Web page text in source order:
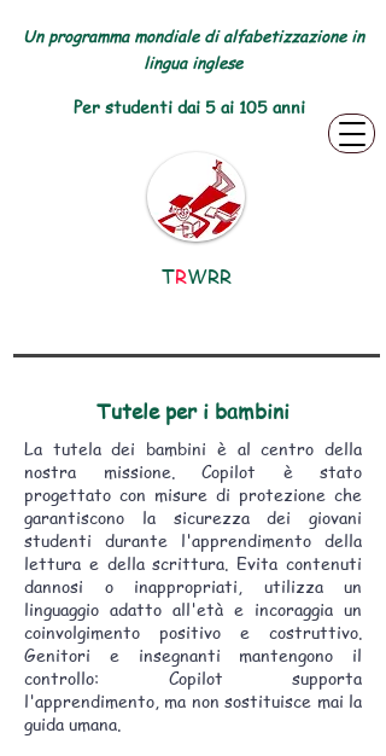
Un programma mondiale di alfabetizzazione in
lingua inglese
Per studenti dai 5 ai 105 anni
TRWRR
Tutele per i bambini
La tutela dei bambini è al centro della
nostra missione. Copilot è stato
progettato con misure di protezione che
garantiscono la sicurezza dei giovani
studenti durante l'apprendimento della
lettura e della scrittura. Evita contenuti
dannosi o inappropriati, utilizza un
linguaggio adatto all'età e incoraggia un
coinvolgimento positivo e costruttivo.
Genitori e insegnanti mantengono il
controllo: Copilot supporta
l'apprendimento, ma non sostituisce mai la
guida umana.